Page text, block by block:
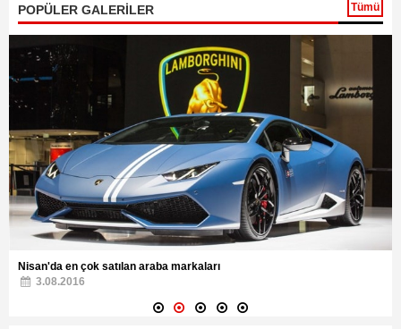
POPÜLER GALERİLER Tümü
Nisan'da en çok satılan araba markaları
3.08.2016